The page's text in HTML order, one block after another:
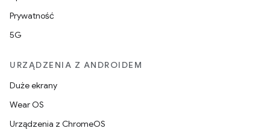
Prywatność
5G
URZĄDZENIA Z ANDROIDEM
Duże ekrany
Wear OS
Urządzenia z ChromeOS